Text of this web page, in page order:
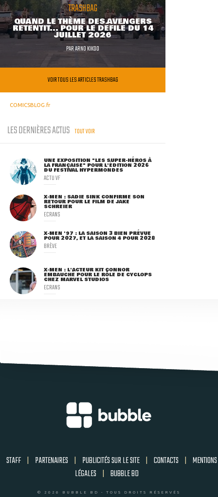
TRASHBAG
QUAND LE THÈME DES AVENGERS
RETENTIT... POUR LE DÉFILÉ DU 14
JUILLET 2026
PARARNO KIKOO
VOIR TOUS LES ARTICLES TRASHBAG
COMICSBLOG.fr
LES DERNIÈRES ACTUS TOUT VOIR
UNE EXPOSITION "LES SUPER-HÉROS À
LA FRANÇAISE" POUR L'ÉDITION 2026
DU FESTIVAL HYPERMONDES
ACTU VF
X-MEN : SADIE SINK CONFIRME SON
RETOUR POUR LE FILM DE JAKE
SCHREIER
ECRANS
X-MEN '97 : LA SAISON 3 BIEN PRÉVUE
POUR 2027, ET LA SAISON 4 POUR 2028
BRÈVE
X-MEN : L'ACTEUR KIT CONNOR
EMBAUCHÉ POUR LE RÔLE DE CYCLOPS
CHEZ MARVEL STUDIOS
ECRANS
STAFF | PARTENAIRES | PUBLICITÉS SUR LE SITE | CONTACTS | MENTIONS
LÉGALES | BUBBLE BD
© 2026 BUBBLE BD - TOUS DROITS RÉSERVÉS